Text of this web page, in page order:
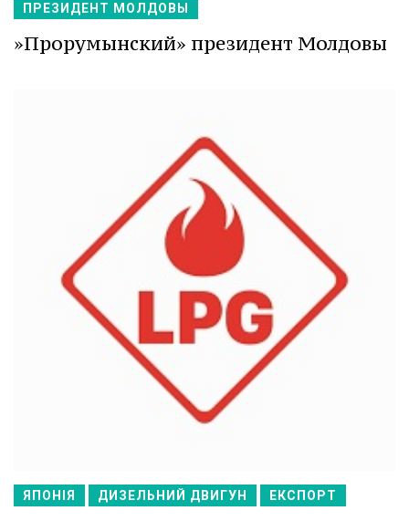
ПРЕЗИДЕНТ МОЛДОВЫ
»Прорумынский» президент Молдовы
ЯПОНІЯ ДИЗЕЛЬНИЙ ДВИГУН ЕКСПОРТ